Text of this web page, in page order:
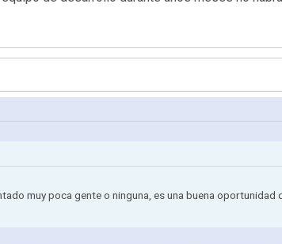
muy poca gente o ninguna, es una buena